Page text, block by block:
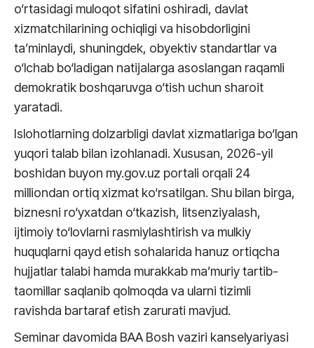
o‘rtasidagi muloqot sifatini oshiradi, davlat
xizmatchilarining ochiqligi va hisobdorligini
ta’minlaydi, shuningdek, obyektiv standartlar va
o‘lchab bo‘ladigan natijalarga asoslangan raqamli
demokratik boshqaruvga o‘tish uchun sharoit
yaratadi.
Islohotlarning dolzarbligi davlat xizmatlariga bo‘lgan
yuqori talab bilan izohlanadi. Xususan, 2026-yil
boshidan buyon my.gov.uz portali orqali 24
milliondan ortiq xizmat ko‘rsatilgan. Shu bilan birga,
biznesni ro‘yxatdan o‘tkazish, litsenziyalash,
ijtimoiy to‘lovlarni rasmiylashtirish va mulkiy
huquqlarni qayd etish sohalarida hanuz ortiqcha
hujjatlar talabi hamda murakkab ma’muriy tartib-
taomillar saqlanib qolmoqda va ularni tizimli
ravishda bartaraf etish zarurati mavjud.
Seminar davomida BAA Bosh vaziri kanselyariyasi